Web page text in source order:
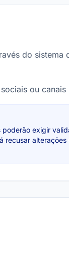
do sistema
ou
exigir
recusar alterações